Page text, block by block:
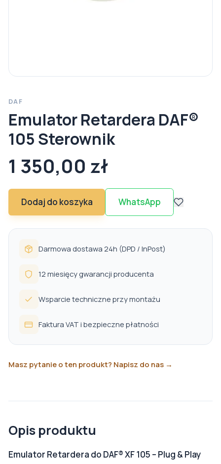
DAF
Emulator Retardera DAF®
105 Sterownik
1 350,00 zł
Dodaj do koszyka WhatsApp
Darmowa dostawa 24h (DPD / InPost)
12 miesięcy gwarancji producenta
Wsparcie techniczne przy montażu
Faktura VAT i bezpieczne płatności
Masz pytanie o ten produkt? Napisz do nas →
Opis produktu
Emulator Retardera do DAF® XF 105 – Plug & Play